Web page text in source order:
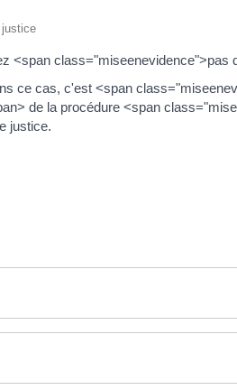
justice
<span class="miseenevidence">pas
ce cas, c'est <span
de la procédure <span
justice.